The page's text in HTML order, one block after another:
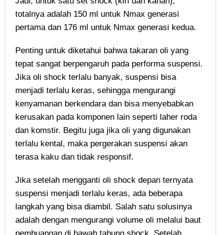
totalnya adalah 150 ml untuk Nmax generasi
pertama dan 176 ml untuk Nmax generasi kedua.
Penting untuk diketahui bahwa takaran oli yang
tepat sangat berpengaruh pada performa suspensi.
Jika oli shock terlalu banyak, suspensi bisa
menjadi terlalu keras, sehingga mengurangi
kenyamanan berkendara dan bisa menyebabkan
kerusakan pada komponen lain seperti laher roda
dan komstir. Begitu juga jika oli yang digunakan
terlalu kental, maka pergerakan suspensi akan
terasa kaku dan tidak responsif.
Jika setelah mengganti oli shock depan ternyata
suspensi menjadi terlalu keras, ada beberapa
langkah yang bisa diambil. Salah satu solusinya
adalah dengan mengurangi volume oli melalui baut